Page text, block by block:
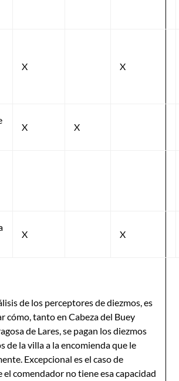
X X
X X
X X
de los perceptores de diezmos, es
cómo, tanto en Cabeza del Buey
de Lares, se pagan los diezmos
de la villa a la encomienda que le
Excepcional es el caso de
el comendador no tiene esa capacidad